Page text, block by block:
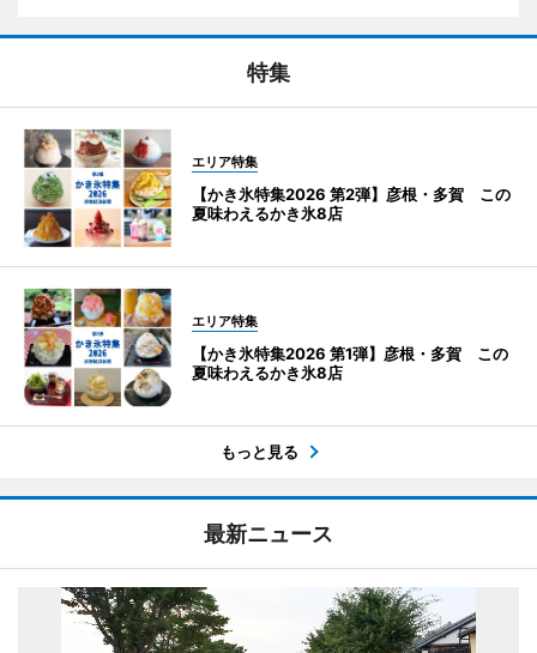
特集
エリア特集
【かき氷特集2026 第2弾】彦根・多賀 この
夏味わえるかき氷8店
エリア特集
【かき氷特集2026 第1弾】彦根・多賀 この
夏味わえるかき氷8店
もっと見る
最新ニュース